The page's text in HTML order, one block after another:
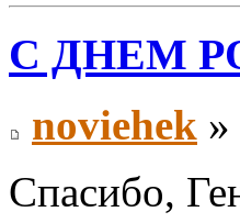
С ДНЕМ
noviehek »
Спасибо,